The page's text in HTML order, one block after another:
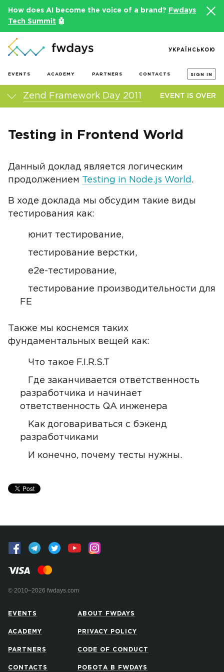
How does AI become the voice of a brand?
Fwdays
Tech Summit 🤖
EVENTS ACADEMY PARTNERS CONTACTS SIGN IN
УКРАЇНСЬКОЮ
Zend Framework Day 2011 EVENT IS OVER
Testing in Frontend World
Данный доклад является логическим
продолжением
Testing in Node.js World .
В ходе доклада мы обсудим такие виды
тестирования как:
юнит тестирование,
тестирование верстки,
e2e-тестирование,
тестирование производительности для
FE
Также мы коснемся таких
фундаментальных вещей как:
Что такое F.I.R.S.T
Где заканчивается ответственность
разработчика и начинает
ответственность QA инженера
Как договариваться с бэкенд
разработчиками
И конечно, почему тесты нужны.
© 2010–2026 fwdays.com
EVENTS
ACADEMY
PARTNERS
CONTACTS
ABOUT FWDAYS
PRIVACY POLICY
CODE OF CONDUCT
РОБОТА В FWDAYS